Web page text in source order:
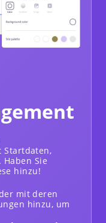
Startdaten,
Sie
hinzu!
mit deren
hinzu, um